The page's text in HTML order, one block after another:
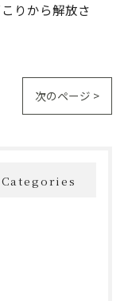
りから解放さ
次のページ >
Categories